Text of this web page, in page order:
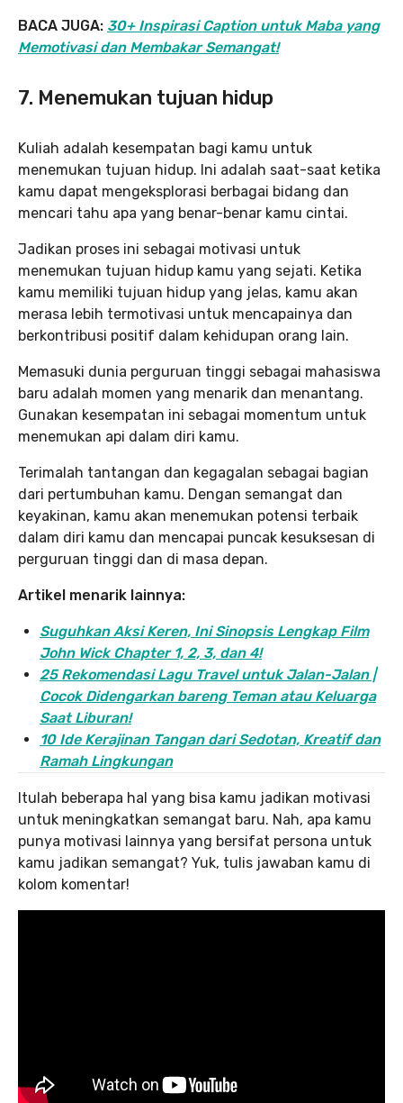
BACA JUGA: 30+ Inspirasi Caption untuk Maba yang
Memotivasi dan Membakar Semangat!
7. Menemukan tujuan hidup
Kuliah adalah kesempatan bagi kamu untuk
menemukan tujuan hidup. Ini adalah saat-saat ketika
kamu dapat mengeksplorasi berbagai bidang dan
mencari tahu apa yang benar-benar kamu cintai.
Jadikan proses ini sebagai motivasi untuk
menemukan tujuan hidup kamu yang sejati. Ketika
kamu memiliki tujuan hidup yang jelas, kamu akan
merasa lebih termotivasi untuk mencapainya dan
berkontribusi positif dalam kehidupan orang lain.
Memasuki dunia perguruan tinggi sebagai mahasiswa
baru adalah momen yang menarik dan menantang.
Gunakan kesempatan ini sebagai momentum untuk
menemukan api dalam diri kamu.
Terimalah tantangan dan kegagalan sebagai bagian
dari pertumbuhan kamu. Dengan semangat dan
keyakinan, kamu akan menemukan potensi terbaik
dalam diri kamu dan mencapai puncak kesuksesan di
perguruan tinggi dan di masa depan.
Artikel menarik lainnya:
Suguhkan Aksi Keren, Ini Sinopsis Lengkap Film
John Wick Chapter 1, 2, 3, dan 4!
25 Rekomendasi Lagu Travel untuk Jalan-Jalan |
Cocok Didengarkan bareng Teman atau Keluarga
Saat Liburan!
10 Ide Kerajinan Tangan dari Sedotan, Kreatif dan
Ramah Lingkungan
Itulah beberapa hal yang bisa kamu jadikan motivasi
untuk meningkatkan semangat baru. Nah, apa kamu
punya motivasi lainnya yang bersifat persona untuk
kamu jadikan semangat? Yuk, tulis jawaban kamu di
kolom komentar!